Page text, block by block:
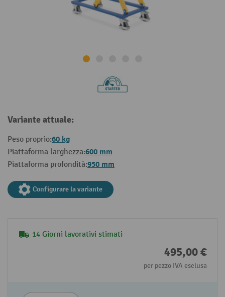
Variante attuale:
Peso proprio:60 kg
Piattaforma larghezza:600 mm
Piattaforma profondità:950 mm
Configurare la variante
14 Giorni lavorativi stimati
495,00 €
per pezzo IVA esclusa